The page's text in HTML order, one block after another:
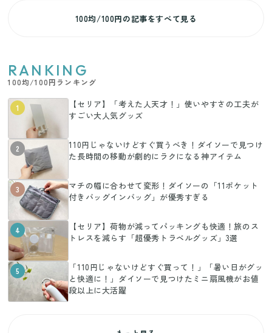
100均/100円の記事をすべて見る
RANKING
100均/100円ランキング
1
【セリア】「考えた人天才！」使いやすさの工夫が
すごい大人気グッズ
2
110円じゃないけどすぐ買うべき！ダイソーで見つけ
た長時間の移動が劇的にラクになる神アイテム
3
マチの幅に合わせて変形！ダイソーの「11ポケット
付きバッグインバッグ」が優秀すぎる
4
【セリア】荷物が減ってパッキングも快適！旅のス
トレスを減らす「超優秀トラベルグッズ」3選
5
「110円じゃないけどすぐ買って！」「暑い日がグッ
と快適に！」ダイソーで見つけたミニ扇風機がお値
段以上に大活躍